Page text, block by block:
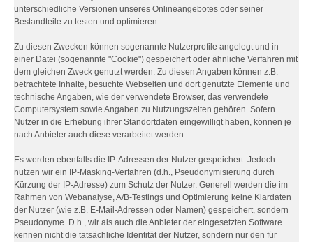
unterschiedliche Versionen unseres Onlineangebotes oder seiner
Bestandteile zu testen und optimieren.
Zu diesen Zwecken können sogenannte Nutzerprofile angelegt und in
einer Datei (sogenannte "Cookie") gespeichert oder ähnliche Verfahren mit
dem gleichen Zweck genutzt werden. Zu diesen Angaben können z.B.
betrachtete Inhalte, besuchte Webseiten und dort genutzte Elemente und
technische Angaben, wie der verwendete Browser, das verwendete
Computersystem sowie Angaben zu Nutzungszeiten gehören. Sofern
Nutzer in die Erhebung ihrer Standortdaten eingewilligt haben, können je
nach Anbieter auch diese verarbeitet werden.
Es werden ebenfalls die IP-Adressen der Nutzer gespeichert. Jedoch
nutzen wir ein IP-Masking-Verfahren (d.h., Pseudonymisierung durch
Kürzung der IP-Adresse) zum Schutz der Nutzer. Generell werden die im
Rahmen von Webanalyse, A/B-Testings und Optimierung keine Klardaten
der Nutzer (wie z.B. E-Mail-Adressen oder Namen) gespeichert, sondern
Pseudonyme. D.h., wir als auch die Anbieter der eingesetzten Software
kennen nicht die tatsächliche Identität der Nutzer, sondern nur den für